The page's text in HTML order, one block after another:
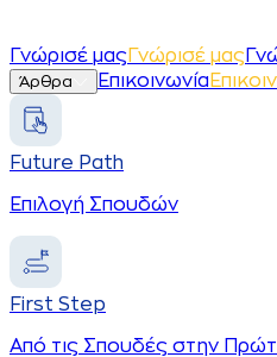
Γνώρισέ μαςΓνώρισέ μας
Άρθρα
Επικοινωνία Επικοιν
Future Path
Επιλογή Σπουδών
First Step
Από τις Σπουδές στην